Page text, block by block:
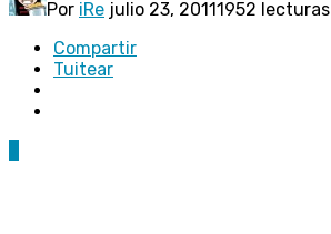
Por iRe julio 23, 20111952 lecturas
Compartir
Tuitear